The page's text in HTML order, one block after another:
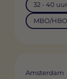
32 - 40 uur
MBO/HBO
Amsterdam